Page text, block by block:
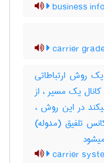
business
carrier
روش ارتباطاتی
یک مسیر ، از
در این روش ،
تلفیق (مدوله)
carrier